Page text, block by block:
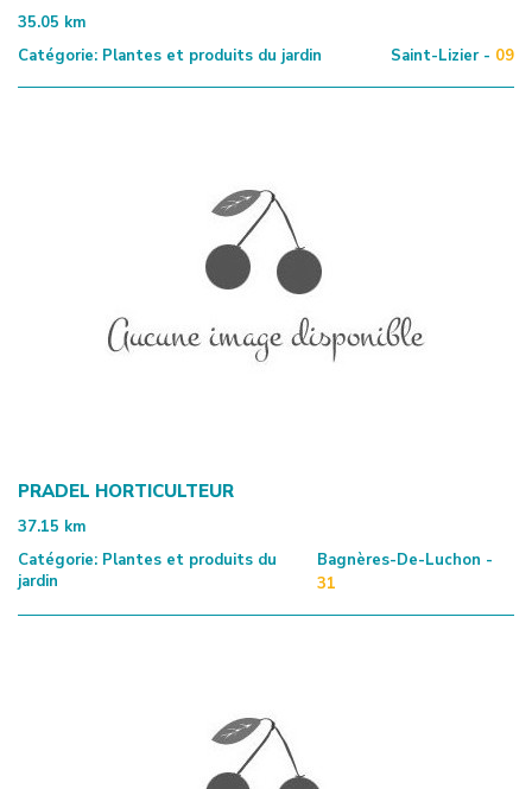
35.05 km
Catégorie: Plantes et produits du jardin Saint-Lizier - 09
PRADEL HORTICULTEUR
37.15 km
Catégorie: Plantes et produits du
jardin
Bagnères-De-Luchon -
31